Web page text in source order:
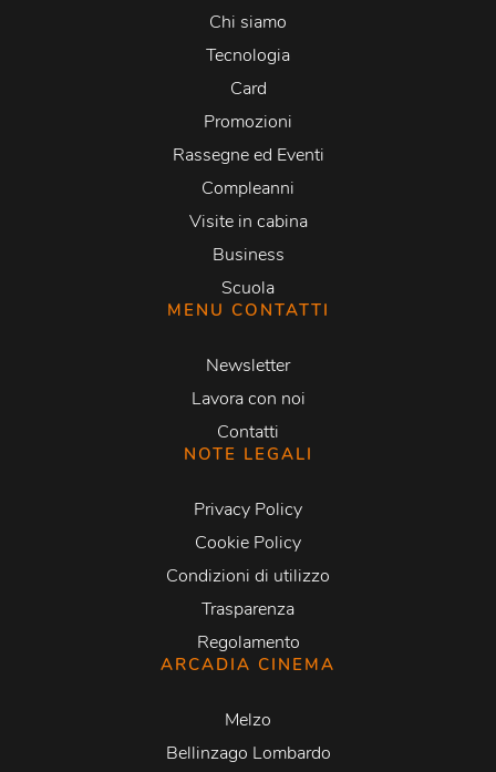
Chi siamo
Tecnologia
Card
Promozioni
Rassegne ed Eventi
Compleanni
Visite in cabina
Business
Scuola
MENU CONTATTI
Newsletter
Lavora con noi
Contatti
NOTE LEGALI
Privacy Policy
Cookie Policy
Condizioni di utilizzo
Trasparenza
Regolamento
ARCADIA CINEMA
Melzo
Bellinzago Lombardo